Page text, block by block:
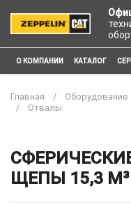
О КОМПАНИИ КАТАЛОГ
Главная Оборудование
Отвалы
ЩЕПЫ 15,3 М³